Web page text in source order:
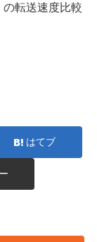
転送速度比較
はてブ